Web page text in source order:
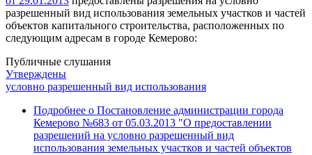
разрешенный вид использования земельных участков и частей
объектов капитального строительства, расположенных по
следующим адресам в городе Кемерово:
Публичные слушания
Утверждены
условно разрешенный вид использования
Подробнее о Постановление администрации города
Кемерово №683 от 05.03.2013 "О предоставлении
разрешений на условно разрешенный вид
использования земельных участков и частей объектов